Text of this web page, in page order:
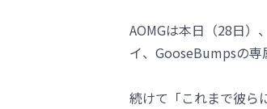
AOMGは本日（28日）
イ、GooseBumpsの専
続けて「これまで彼ら